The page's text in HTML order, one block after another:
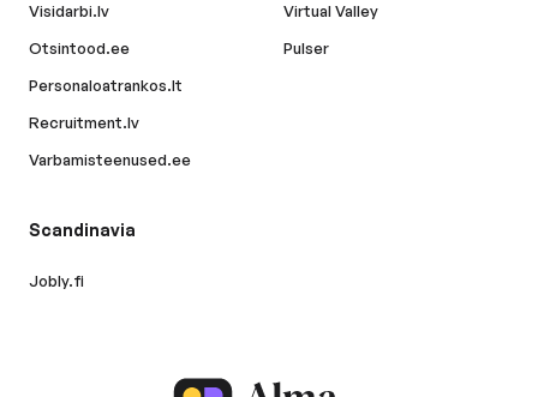
Visidarbi.lv
Otsintood.ee
Personaloatrankos.lt
Recruitment.lv
Varbamisteenused.ee
Virtual Valley
Pulser
Scandinavia
Jobly.fi